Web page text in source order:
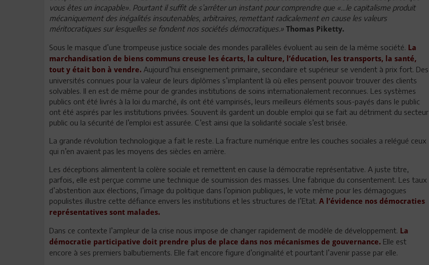
vous êtes un incapable». Pourtant il suffit de s’arrêter un instant pour comprendre que «…le capitalisme produit
mécaniquement des inégalités insoutenables, arbitraires, remettant radicalement en cause les valeurs
méritocratiques sur lesquelles se fondent nos sociétés démocratiques.» Thomas Piketty.
Sous le masque d’une trompeuse justice sociale des mondes parallèles évoluent au sein de la même société. La
marchandisation de biens communs creuse les écarts, la culture, l’éducation, les transports, la santé,
tout y était bon à vendre. Aujourd’hui enseignement primaire, secondaire et supérieur se vendent à prix fort. Des
universités connues pour la valeur de leurs diplômes s’implantent là où elles pensent pouvoir trouver des clients
solvables. Il en est de même pour de grandes institutions de soins internationalement reconnues. Les systèmes
publics ont été livrés à la loi du marché, ils ont été vampirisés, leurs meilleurs éléments sous-payés dans le public
ont été aspirés par les institutions privées. Souvent ils gardent un double emploi qui se fait au détriment du secteur
public ou la sécurité de l’emploi est assurée. C’est ainsi que la solidarité sociale s’est brisée.
La grande révolution technologique a fait le reste. La fracture numérique entre les couches sociales a relégué ceux
qui n’en avaient pas les moyens des siècles en arrière.
Les déceptions alimentent la colère sociale et remettent en cause la démocratie représentative. A juste titre,
parfois, elle est perçue comme une technique de soumission des masses. Une fabrique du consentement. Les taux
d’abstention aux élections, l’image du politique dans l’opinion publiques, le vote même pour les démagogues
populistes illustre cette défiance envers les institutions et les structures de l’Etat. A l’évidence nos démocraties
représentatives sont malades.
Dans ce contexte l’ampleur de la crise nous impose de changer rapidement de modèle de développement. La
démocratie participative doit prendre plus de place dans nos mécanismes de gouvernance. Elle est
encore à ses premiers balbutiements. Elle fait encore figure d’originalité et pourtant l’avenir passe par elle.